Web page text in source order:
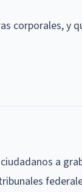
corporales, y
a